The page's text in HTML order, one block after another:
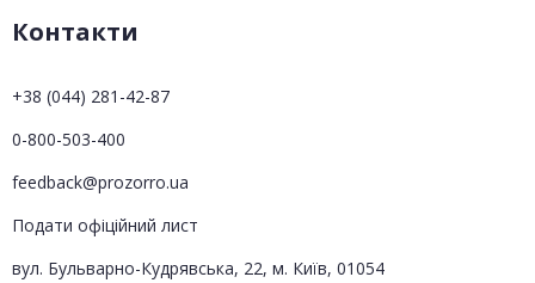
Контакти
+38 (044) 281-42-87
0-800-503-400
feedback@prozorro.ua
Подати офіційний лист
вул. Бульварно-Кудрявська, 22, м. Київ, 01054